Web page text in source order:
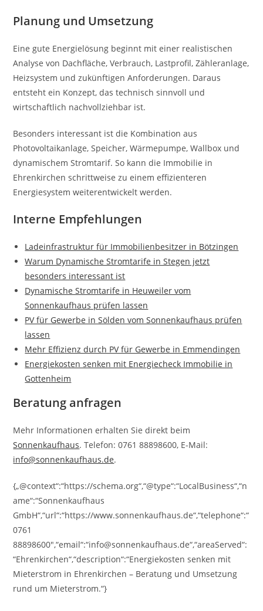
Planung und Umsetzung
Eine gute Energielösung beginnt mit einer realistischen
Analyse von Dachfläche, Verbrauch, Lastprofil, Zähleranlage,
Heizsystem und zukünftigen Anforderungen. Daraus
entsteht ein Konzept, das technisch sinnvoll und
wirtschaftlich nachvollziehbar ist.
Besonders interessant ist die Kombination aus
Photovoltaikanlage, Speicher, Wärmepumpe, Wallbox und
dynamischem Stromtarif. So kann die Immobilie in
Ehrenkirchen schrittweise zu einem effizienteren
Energiesystem weiterentwickelt werden.
Interne Empfehlungen
Ladeinfrastruktur für Immobilienbesitzer in Bötzingen
Warum Dynamische Stromtarife in Stegen jetzt
besonders interessant ist
Dynamische Stromtarife in Heuweiler vom
Sonnenkaufhaus prüfen lassen
PV für Gewerbe in Sölden vom Sonnenkaufhaus prüfen
lassen
Mehr Effizienz durch PV für Gewerbe in Emmendingen
Energiekosten senken mit Energiecheck Immobilie in
Gottenheim
Beratung anfragen
Mehr Informationen erhalten Sie direkt beim
Sonnenkaufhaus. Telefon: 0761 88898600, E-Mail:
info@sonnenkaufhaus.de.
{„@context“:“https://schema.org“,“@type“:“LocalBusiness“,“n
ame“:“Sonnenkaufhaus
GmbH“,“url“:“https://www.sonnenkaufhaus.de“,“telephone“:“
0761
88898600″,“email“:“info@sonnenkaufhaus.de“,“areaServed“:
“Ehrenkirchen“,“description“:“Energiekosten senken mit
Mieterstrom in Ehrenkirchen – Beratung und Umsetzung
rund um Mieterstrom.“}